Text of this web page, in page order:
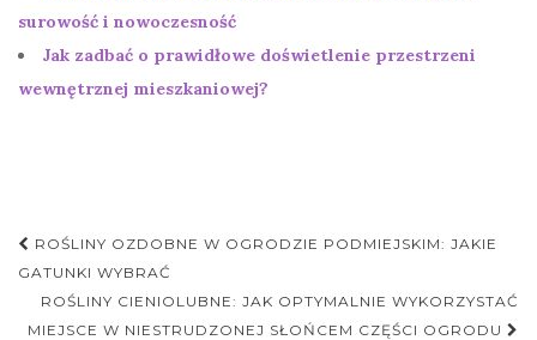
surowość i nowoczesność
Jak zadbać o prawidłowe doświetlenie przestrzeni
wewnętrznej mieszkaniowej?
Nawigacja
postu
ROŚLINY OZDOBNE W OGRODZIE PODMIEJSKIM: JAKIE
GATUNKI WYBRAĆ
ROŚLINY CIENIOLUBNE: JAK OPTYMALNIE WYKORZYSTAĆ
MIEJSCE W NIESTRUDZONEJ SŁOŃCEM CZĘŚCI OGRODU